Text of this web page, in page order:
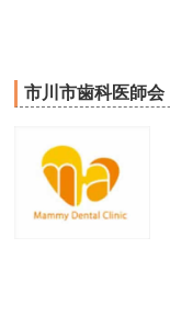
市川市歯科医師会